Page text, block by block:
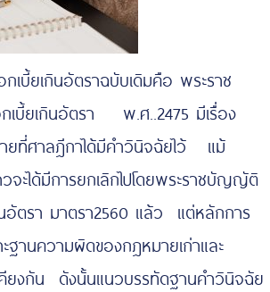
เบี้ยเกินอัตราฉบับเดิมคือ พระราช
บี้ยเกินอัตรา พ.ศ..2475 มีเรื่อง
ยที่ศาลฎีกาได้มีคำวินิจฉัยไว้ แม้
ะได้มีการยกเลิกไปโดยพระราชบัญญัติ
นอัตรา มาตรา2560 แล้ว แต่หลักการ
ฐานความผิดของกฎหมายเก่าและ
คียงกัน ดังนั้นแนวบรรทัดฐานคำวินิจฉัย